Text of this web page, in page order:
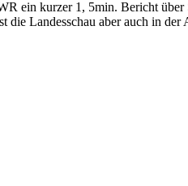
ein kurzer 1, 5min. Bericht
die Landesschau aber auch in